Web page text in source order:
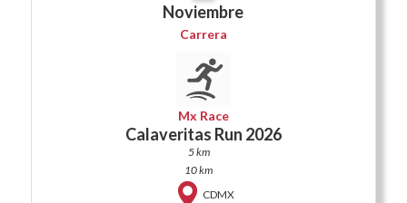
Noviembre
Carrera
Mx Race
Calaveritas Run 2026
5 km
10 km
CDMX